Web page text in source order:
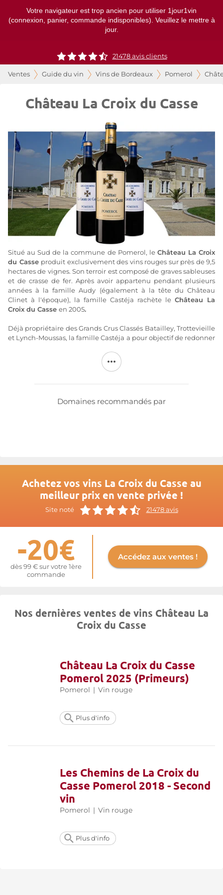
Votre navigateur est trop ancien pour utiliser 1jour1vin
(connexion, panier, commande indisponibles). Veuillez le mettre à
jour.
21478avis clients
Ventes Guide du vin Vins de Bordeaux Pomerol
Château La Croix du Casse
Situé au Sud de la commune de Pomerol, le Château La Croix
du Casse produit exclusivement des vins rouges sur près de 9,5
hectares de vignes. Son terroir est composé de graves sableuses
et de crasse de fer. Après avoir appartenu pendant plusieurs
années à la famille Audy (également à la tête du Château
Clinet à l'époque), la famille Castéja rachète le Château La
Croix du Casse en 2005.
Déjà propriétaire des Grands Crus Classés Batailley, Trottevieille
et Lynch-Moussas, la famille Castéja a pour objectif de redonner
cette dynamique un second vin dénommé "Les Chemins de la
Croix du Casse" est produit afin de réserver les plus beaux raisins
Château La Croix du Casse produit des vins de plaisir,
Domaines recommandés par
Achetez vos vins La Croix du Casse au
meilleur prix en vente privée !
Site noté 21478 avis
-20€
dès 99 € sur votre 1ère
commande
Accédez aux ventes !
Nos dernières ventes de vins Château La
Croix du Casse
Château La Croix du Casse
Pomerol 2025 (Primeurs)
Pomerol | Vin rouge
Plus d'info
Les Chemins de La Croix du
Casse Pomerol 2018 - Second
vin
Pomerol | Vin rouge
Plus d'info